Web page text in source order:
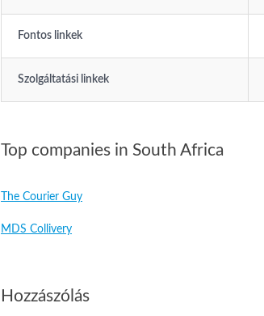
Fontos linkek
Szolgáltatási linkek
Top companies in South Africa
The Courier Guy
MDS Collivery
Hozzászólás